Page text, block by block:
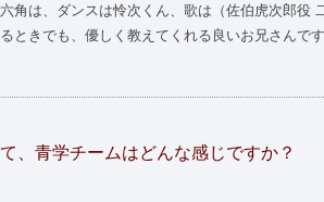
六角は、ダンスは怜次くん、歌は（佐伯虎次郎役
るときでも、優しく教えてくれる良いお兄さんで
、青学チームはどんな感じですか？